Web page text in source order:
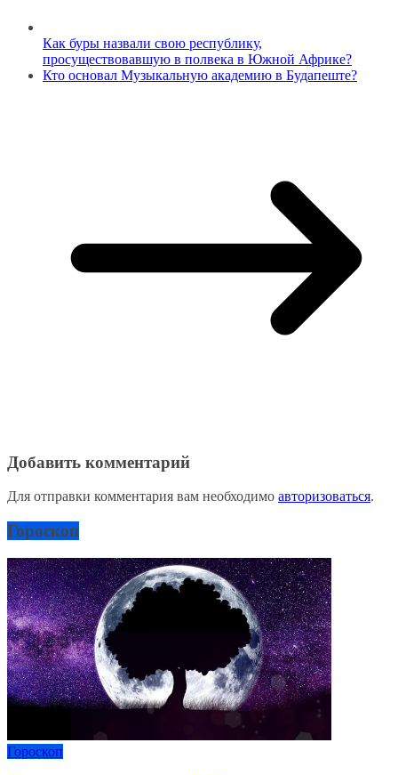
Как буры назвали свою республику,
просуществовавшую в полвека в Южной Африке?
Кто основал Музыкальную академию в Будапеште?
Добавить комментарий
Для отправки комментария вам необходимо авторизоваться.
Гороскоп
Гороскоп